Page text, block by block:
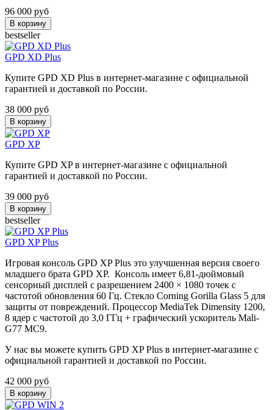
96 000 руб
В корзину
bestseller
GPD XD Plus
Купите GPD XD Plus в интернет-магазине с официальной
гарантией и доставкой по России.
38 000 руб
В корзину
GPD XP
Купите GPD XP в интернет-магазине с официальной
гарантией и доставкой по России.
39 000 руб
В корзину
bestseller
GPD XP Plus
Игровая консоль GPD XP Plus это улучшенная версия своего
младшего брата GPD XP. Консоль имеет 6,81-дюймовый
сенсорный дисплей с разрешением 2400 × 1080 точек с
частотой обновления 60 Гц. Стекло Corning Gorilla Glass 5 для
защиты от повреждений. Процессор MediaTek Dimensity 1200,
8 ядер с частотой до 3,0 ГГц + графический ускоритель Mali-
G77 MC9.
У нас вы можете купить GPD XP Plus в интернет-магазине с
официальной гарантией и доставкой по России.
42 000 руб
В корзину